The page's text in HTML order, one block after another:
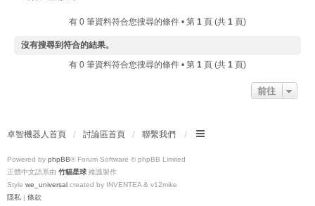
有 0 筆資料符合您搜尋的條件 • 第 1 頁 (共 1 頁)
沒有搜尋到符合的結果。
有 0 筆資料符合您搜尋的條件 • 第 1 頁 (共 1 頁)
前往
卓智機器人首頁 討論區首頁 聯繫我們
Powered by phpBB® Forum Software © phpBB Limited
正體中文語系由 竹貓星球 維護製作
Style we_universal created by INVENTEA & v12mike
隱私 | 條款